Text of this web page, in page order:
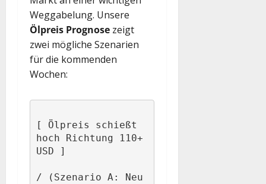
Ölpreis Prognose zeigt
zwei mögliche Szenarien
für die kommenden
Wochen:
[ Ölpreis schießt
hoch Richtung 110+
USD ]
/ (Szenario A: Neu